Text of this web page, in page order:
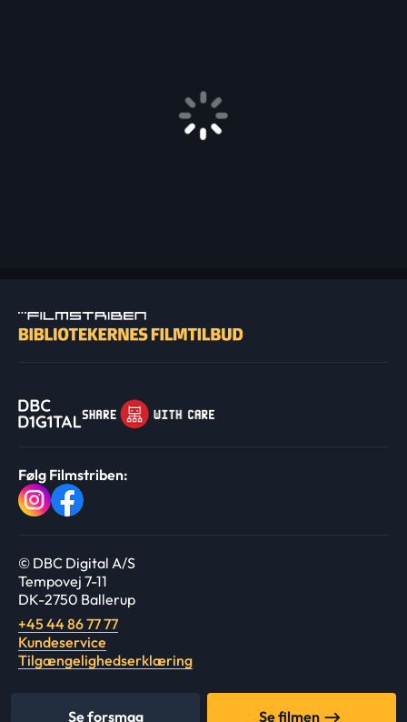
Se forsmag Se filmen
Følg Filmstriben:
© DBC Digital A/S
Tempovej 7-11
DK-2750 Ballerup
+45 44 86 77 77
Kundeservice
Tilgængelighedserklæring